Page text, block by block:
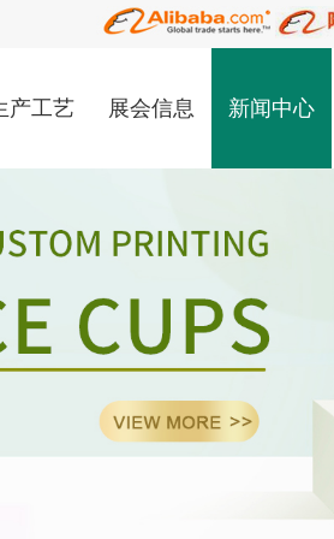
产工艺 展会信息 新闻中心